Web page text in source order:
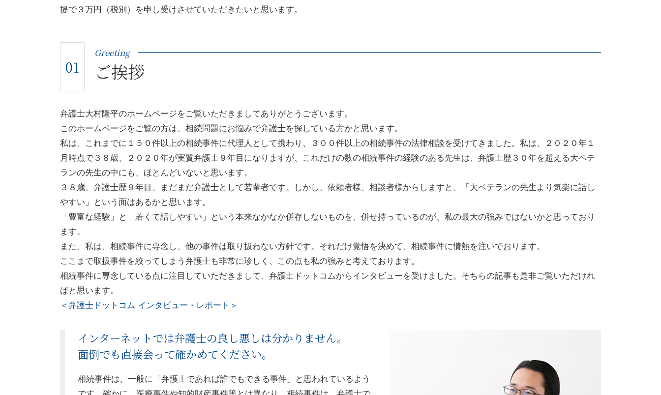
提で３万円（税別）を申し受けさせていただきたいと思います。
01
Greeting
ご挨拶
弁護士大村隆平のホームページをご覧いただきましてありがとうございます。
このホームページをご覧の方は、相続問題にお悩みで弁護士を探している方かと思います。
私は、これまでに１５０件以上の相続事件に代理人として携わり、３００件以上の相続事件の法律相談を受けてきました。私は、２０２０年１
月時点で３８歳、２０２０年が実質弁護士９年目になりますが、これだけの数の相続事件の経験のある先生は、弁護士歴３０年を超える大ベテ
ランの先生の中にも、ほとんどいないと思います。
３８歳、弁護士歴９年目、まだまだ弁護士として若輩者です。しかし、依頼者様、相談者様からしますと、「大ベテランの先生より気楽に話し
やすい」という面はあるかと思います。
「豊富な経験」と「若くて話しやすい」という本来なかなか併存しないものを、併せ持っているのが、私の最大の強みではないかと思っており
ます。
また、私は、相続事件に専念し、他の事件は取り扱わない⽅針です。それだけ覚悟を決めて、相続事件に情熱を注いでおります。
ここまで取扱事件を絞ってしまう弁護⼠も非常に珍しく、この点も私の強みと考えております。
相続事件に専念している点に注目していただきまして、弁護士ドットコムからインタビューを受けました。そちらの記事も是非ご覧いただけれ
ばと思います。
＜弁護士ドットコム インタビュー・レポート＞
インターネットでは弁護士の良し悪しは分かりません。
面倒でも直接会って確かめてください。
相続事件は、一般に「弁護士であれば誰でもできる事件」と思われているよう